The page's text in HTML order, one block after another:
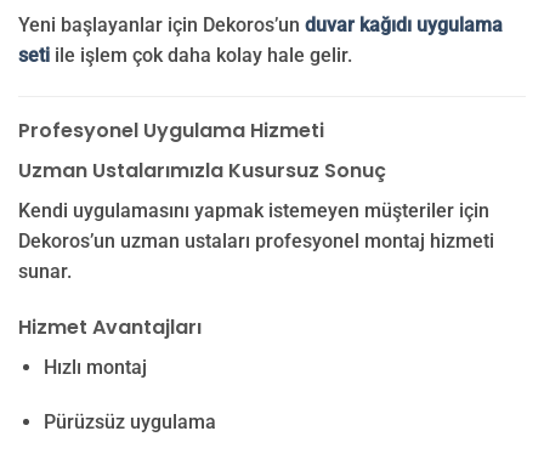
Yeni başlayanlar için Dekoros’un duvar kağıdı uygulama
seti ile işlem çok daha kolay hale gelir.
Profesyonel Uygulama Hizmeti
Uzman Ustalarımızla Kusursuz Sonuç
Kendi uygulamasını yapmak istemeyen müşteriler için
Dekoros’un uzman ustaları profesyonel montaj hizmeti
sunar.
Hizmet Avantajları
Hızlı montaj
Pürüzsüz uygulama